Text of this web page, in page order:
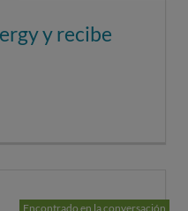
y recibe
Encontrado en la conversación